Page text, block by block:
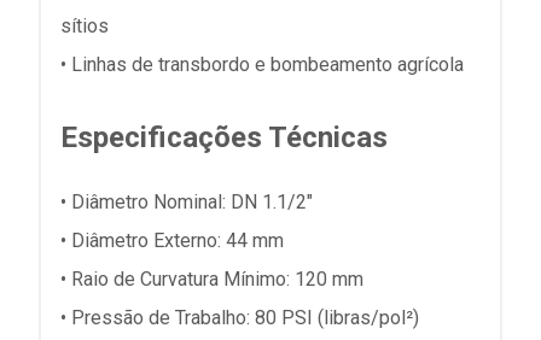
sítios
• Linhas de transbordo e bombeamento agrícola
Especificações Técnicas
• Diâmetro Nominal: DN 1.1/2"
• Diâmetro Externo: 44 mm
• Raio de Curvatura Mínimo: 120 mm
• Pressão de Trabalho: 80 PSI (libras/pol²)